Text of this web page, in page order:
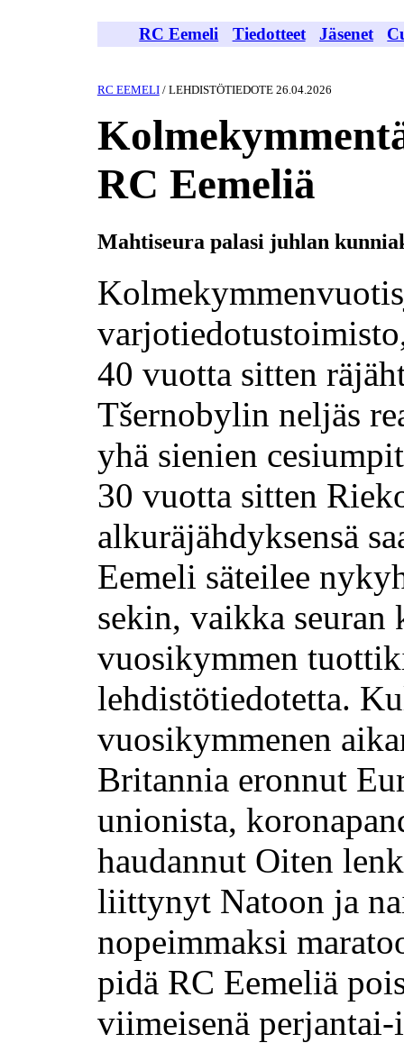
RC Eemeli Tiedotteet Jäsenet
RC EEMELI/ LEHDISTÖTIEDOTE 26.04.2026
RC Eemeliä
Mahtiseura palasi juhlan
40 vuotta sitten
Tšernobylin neljäs
yhä sienien
30 vuotta sitten
alkuräjähdyksensä
Eemeli säteilee
sekin, vaikka seuran
vuosikymmen
lehdistötiedotetta.
vuosikymmenen
Britannia eronnut
unionista,
haudannut Oiten
liittynyt Natoon ja
nopeimmaksi
pidä RC Eemeliä
viimeisenä perjantai-